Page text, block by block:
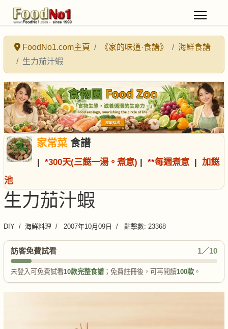
FoodNo1.com主頁 《家的味道·食譜》
海鮮食譜
生力茄汁蝦
家常菜食譜
| *300天(三餸一湯。煮意) | **每週煮意 | 加餸
池
生力茄汁蝦
DIY 海鮮料理 2007年10月09日 點擊數: 23368
訪客免費試看 1／10
未登入可免費試看10款完整食譜 ；免費註冊後，可再閱讀100款 。